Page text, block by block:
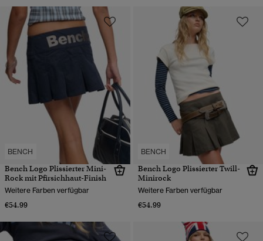
BENCH
Bench Logo Plissierter Mini-
Rock mit Pfirsichhaut-Finish
Weitere Farben verfügbar
€54.99
BENCH
Bench Logo Plissierter Twill-
Minirock
Weitere Farben verfügbar
€54.99